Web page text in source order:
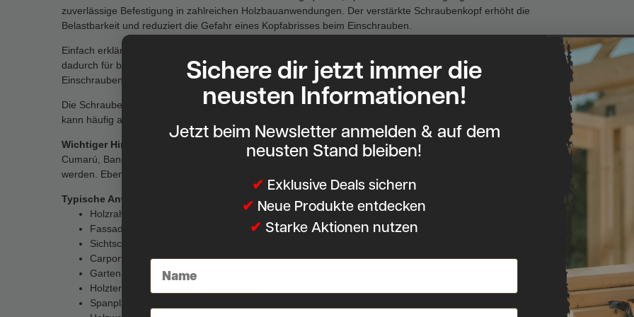
zuverlässige Befestigung in zahlreichen Holzbauanwendungen. Der verstärkte Schraubenkopf erhöht die
Belastbarkeit und reduziert die Gefahr eines Kopfabrisses beim Einschrauben.
Einfach erklärt: Das Vollgewinde greift über die gesamte Schraubenlänge in das Material und sorgt
dadurch für besonders guten Halt. Der TX-Antrieb ermöglicht ein sauberes und kontrolliertes
Einschrauben vom Ansetzen bis zum vollständigen Versenken des Schraubenkopfes.
Die Schraube eignet sich für zahlreiche Holzwerkstoffe sowie viele Kunststoffe. Bei geeigneten Holzarten
kann häufig auf ein Vorbohren verzichtet werden.
Wichtiger Hinweis:
Edelstahl A2 eignet sich nicht für stark gerbstoffhaltige Hölzer wie Eiche, Robinie,
Cumarú, Bangkirai oder Merbau. Für diese Holzarten sollten Edelstahlschrauben aus A4 verwendet
werden. Ebenso empfehlen wir bei harten Hölzern grundsätzlich Vorbohrversuche vor der Verarbeitung.
Typische Anwendungen:
Holzrahmenbau
Fassadenunterkonstruktionen
Sichtschutzzäune
Carports
Gartenhäuser
Holzterrassen mit geeigneten Holzarten
Spanplatten
Herr
Verifizierter Kauf
Alles perfekt.
Sichere dir jetzt immer die
neusten Informationen!
Jetzt beim Newsletter anmelden & auf dem
neusten Stand bleiben!
✔ Exklusive Deals sichern
✔ Neue Produkte entdecken
✔ Starke Aktionen nutzen
Namenseingabe